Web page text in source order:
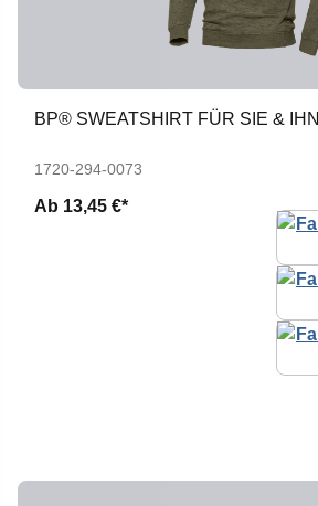
BP® SWEATSHIRT FÜR SIE & IHN
1720-294-0073
Ab 13,45 €*